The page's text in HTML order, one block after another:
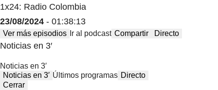
1x24: Radio Colombia
23/08/2024 - 01:38:13
Ver más episodios Ir al podcast Compartir Directo
Noticias en 3′
Noticias en 3′
Noticias en 3′ Últimos programas Directo
Cerrar